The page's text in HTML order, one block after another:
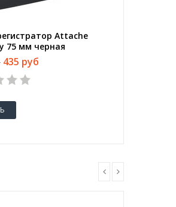
Attache
75 мм черная
435 руб